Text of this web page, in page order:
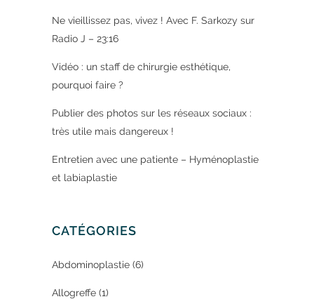
Ne vieillissez pas, vivez ! Avec F. Sarkozy sur
Radio J – 23:16
Vidéo : un staff de chirurgie esthétique,
pourquoi faire ?
Publier des photos sur les réseaux sociaux :
très utile mais dangereux !
Entretien avec une patiente – Hyménoplastie
et labiaplastie
CATÉGORIES
Abdominoplastie (6)
Allogreffe (1)